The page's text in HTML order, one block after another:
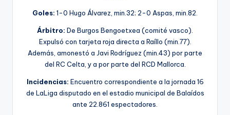
Goles: 1-0 Hugo Álvarez, min.32; 2-0 Aspas, min.82.
Árbitro: De Burgos Bengoetxea (comité vasco).
Expulsó con tarjeta roja directa a Raíllo (min.77).
Además, amonestó a Javi Rodríguez (min.43) por parte
del RC Celta, y a por parte del RCD Mallorca.
Incidencias: Encuentro correspondiente a la jornada 16
de LaLiga disputado en el estadio municipal de Balaídos
ante 22.861 espectadores.